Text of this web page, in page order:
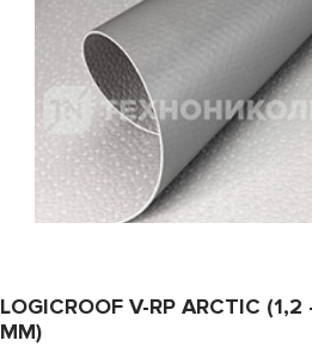
LOGICROOF V-RP ARCTIC (1,2
ММ)